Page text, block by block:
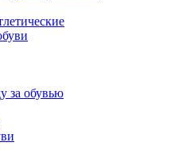
за обувью